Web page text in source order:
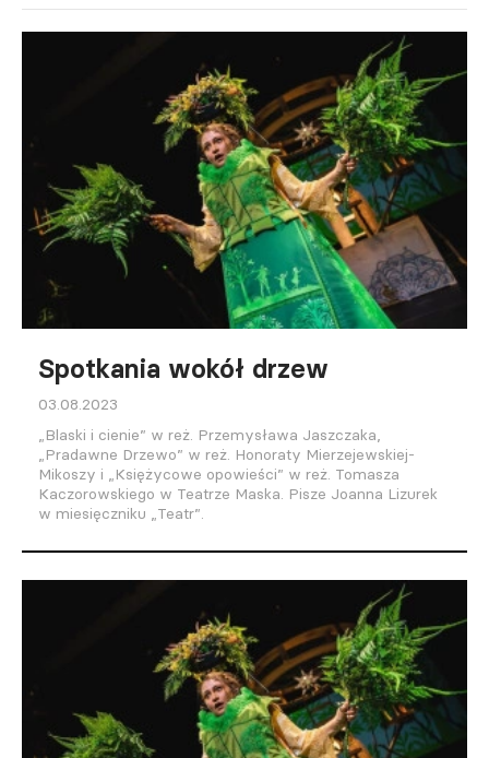
Spotkania wokół drzew
03.08.2023
„Blaski i cienie” w reż. Przemysława Jaszczaka,
„Pradawne Drzewo” w reż. Honoraty Mierzejewskiej-
Mikoszy i „Księżycowe opowieści” w reż. Tomasza
Kaczorowskiego w Teatrze Maska. Pisze Joanna Lizurek
w miesięczniku „Teatr”.